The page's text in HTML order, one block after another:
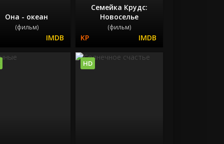
Она - океан
(фильм)
Семейка Крудс:
Новоселье
(фильм)
HD